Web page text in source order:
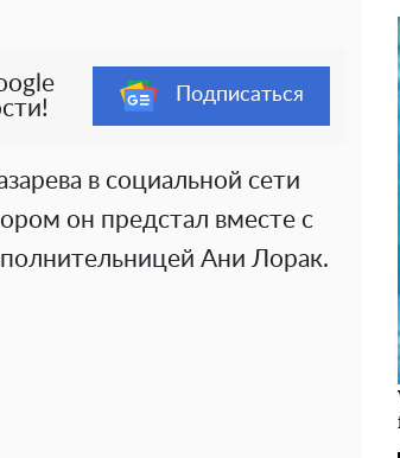
Подписаться
в социальной сети
он предстал вместе с
Ани Лорак.